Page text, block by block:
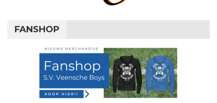
FANSHOP